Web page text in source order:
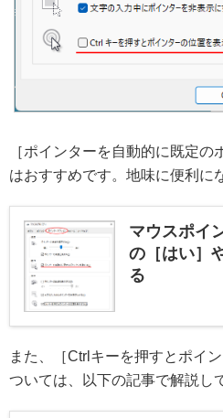
［ポインターを自動的に既定
はおすすめです。地味に便利に
マウスポイ
の［はい］
る
また、［Ctrlキーを押すとポイ
ついては、以下の記事で解説し